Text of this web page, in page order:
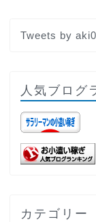
Tweets by
人気ブログ
カテゴリー